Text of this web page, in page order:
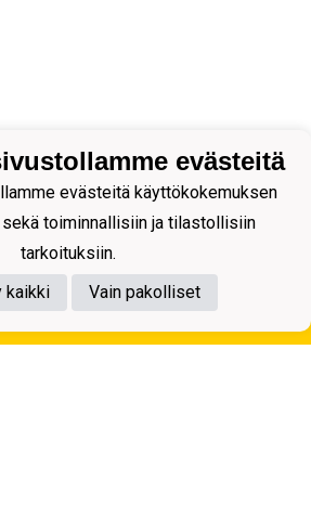
evästeitä
evästeitä käyttökokemuksen
toiminnallisiin ja tilastollisiin
tarkoituksiin.
kaikki
Vain pakolliset